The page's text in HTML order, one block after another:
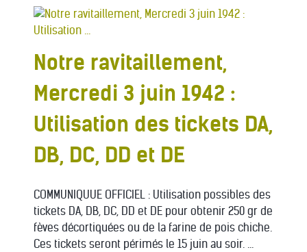
Notre ravitaillement,
Mercredi 3 juin 1942 :
Utilisation des tickets DA,
DB, DC, DD et DE
COMMUNIQUUE OFFICIEL : Utilisation possibles des
tickets DA, DB, DC, DD et DE pour obtenir 250 gr de
fèves décortiquées ou de la farine de pois chiche.
Ces tickets seront périmés le 15 juin au soir. ...